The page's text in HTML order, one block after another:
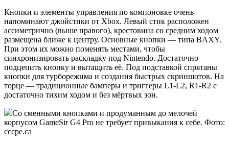
Кнопки и элементы управления по компоновке очень
напоминают джойстики от Xbox. Левый стик расположен
ассиметрично (выше правого), крестовина со средним ходом
размещена ближе к центру. Основные кнопки — типа BAXY.
При этом их можно поменять местами, чтобы
синхронизировать раскладку под Nintendo. Достаточно
подцепить кнопку и вытащить её. Под подставкой спрятаны
кнопки для турборежима и создания быстрых скриншотов. На
торце — традиционные бамперы и триггеры L1-L2, R1-R2 с
достаточно тихим ходом и без мёртвых зон.
Со сменными кнопками и продуманным до мелочей
корпусом GameSir G4 Pro не требует привыкания к себе. Фото:
cccpe.ca